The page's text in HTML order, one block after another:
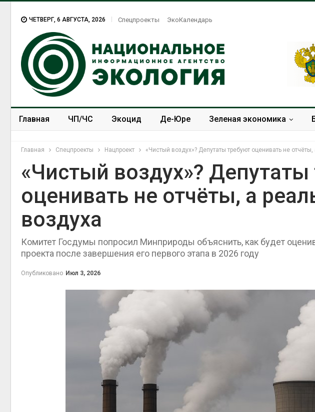
ЧЕТВЕРГ, 6 АВГУСТА, 2026 Спецпроекты ЭкоКалендарь
Главная ЧП/ЧС Экоцид Де-Юре Зеленая экономика
Главная Спецпроекты Нацпроект «Чистый воздух»? Депутаты требуют оценивать не
«Чистый воздух»? Депутаты
оценивать не отчёты, а
воздуха
Комитет Госдумы попросил Минприроды объяснить, как будет
проекта после завершения его первого этапа в 2026 году
Опубликовано Июл 3, 2026
В Мурманске начали
испытывать
В Татарстане
продолжают
Авг 5, 2026
Минприроды
единую систему
мониторинга и
нагрузки на Байкал
Спасённые от
исчезновения
всё чаще нападают
жителей Малайзии